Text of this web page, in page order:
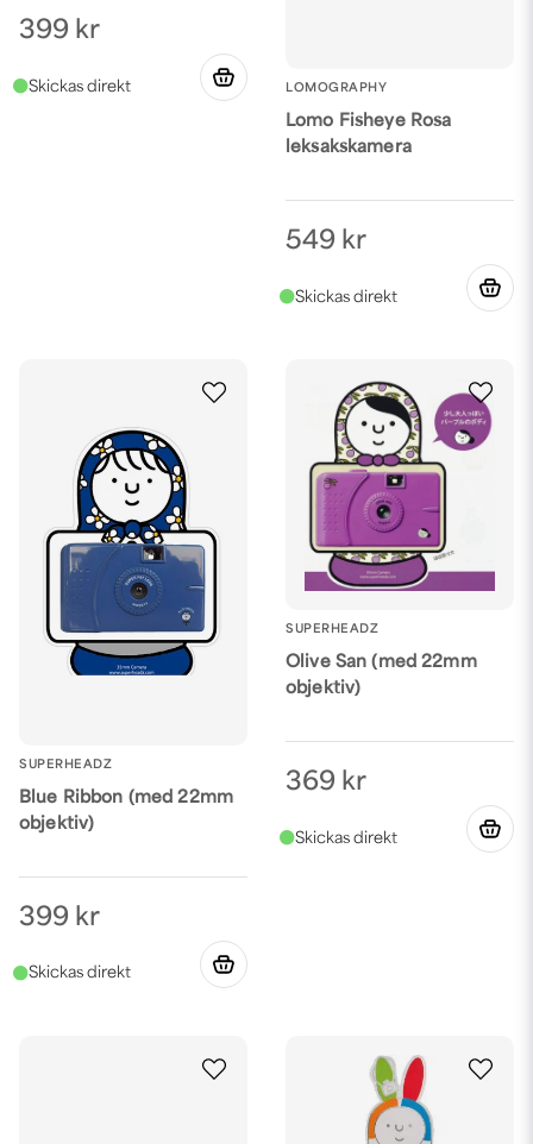
399 kr
LOMOGRAPHY
Lomo Fisheye Rosa
leksakskamera
549 kr
SUPERHEADZ
Blue Ribbon (med 22mm
objektiv)
399 kr
SUPERHEADZ
Olive San (med 22mm
objektiv)
369 kr